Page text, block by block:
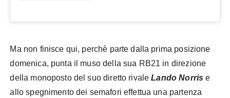
Ma non finisce qui, perchè parte dalla prima posizione
domenica, punta il muso della sua RB21 in direzione
della monoposto del suo diretto rivaleLando Norris e
allo spegnimento dei semafori effettua una partenza